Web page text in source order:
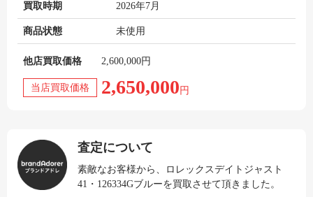
買取時期 2026年7月
商品状態 未使用
他店買取価格 2,600,000円
当店買取価格 2,650,000 円
査定について
素敵なお客様から、ロレックスデイトジャスト
41・126334Gブルーを買取させて頂きました。